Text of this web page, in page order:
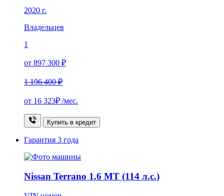
2020 г.
Владельцев
1
от 897 300 ₽
1 196 400 ₽
от 16 323₽ /мес.
Купить в кредит
Гарантия 3 года
Nissan Terrano 1.6 MT (114 л.с.)